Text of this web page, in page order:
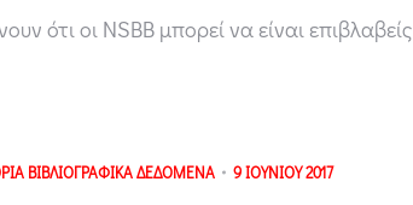
ότι οι NSBB μπορεί να είναι
ΒΙΒΛΙΟΓΡΑΦΙΚΑ ΔΕΔΟΜΕΝΑ 9 ΙΟΥΝΙΟΥ 2017